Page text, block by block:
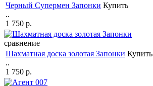
Черный Супермен Запонки
..
1 750 р.
Купить
сравнение
Шахматная доска золотая Запонки
..
1 750 р.
Купить